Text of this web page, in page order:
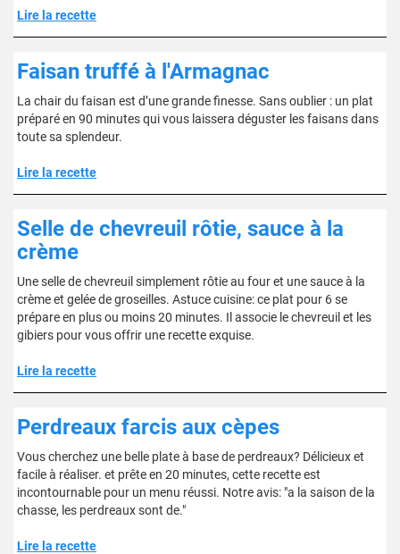
Lire la recette
Faisan truffé à l'Armagnac
La chair du faisan est d’une grande finesse. Sans oublier : un plat
préparé en 90 minutes qui vous laissera déguster les faisans dans
toute sa splendeur.
Lire la recette
Selle de chevreuil rôtie, sauce à la
crème
Une selle de chevreuil simplement rôtie au four et une sauce à la
crème et gelée de groseilles. Astuce cuisine: ce plat pour 6 se
prépare en plus ou moins 20 minutes. Il associe le chevreuil et les
gibiers pour vous offrir une recette exquise.
Lire la recette
Perdreaux farcis aux cèpes
Vous cherchez une belle plate à base de perdreaux? Délicieux et
facile à réaliser. et prête en 20 minutes, cette recette est
incontournable pour un menu réussi. Notre avis: "a la saison de la
chasse, les perdreaux sont de."
Lire la recette